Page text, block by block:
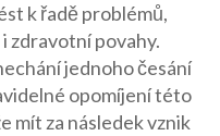
k řadě problémů,
zdravotní povahy.
jednoho česání
opomíjení této
mít za následek vznik